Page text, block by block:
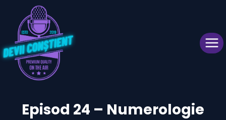
content
Episod 24 – Numerologie